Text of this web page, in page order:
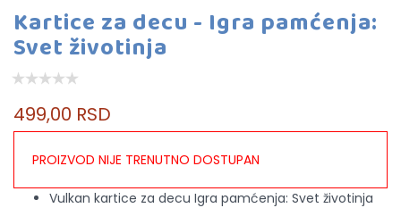
Kartice za decu - Igra pamćenja:
Svet životinja
499,00 RSD
PROIZVOD NIJE TRENUTNO DOSTUPAN
Vulkan kartice za decu Igra pamćenja: Svet životinja